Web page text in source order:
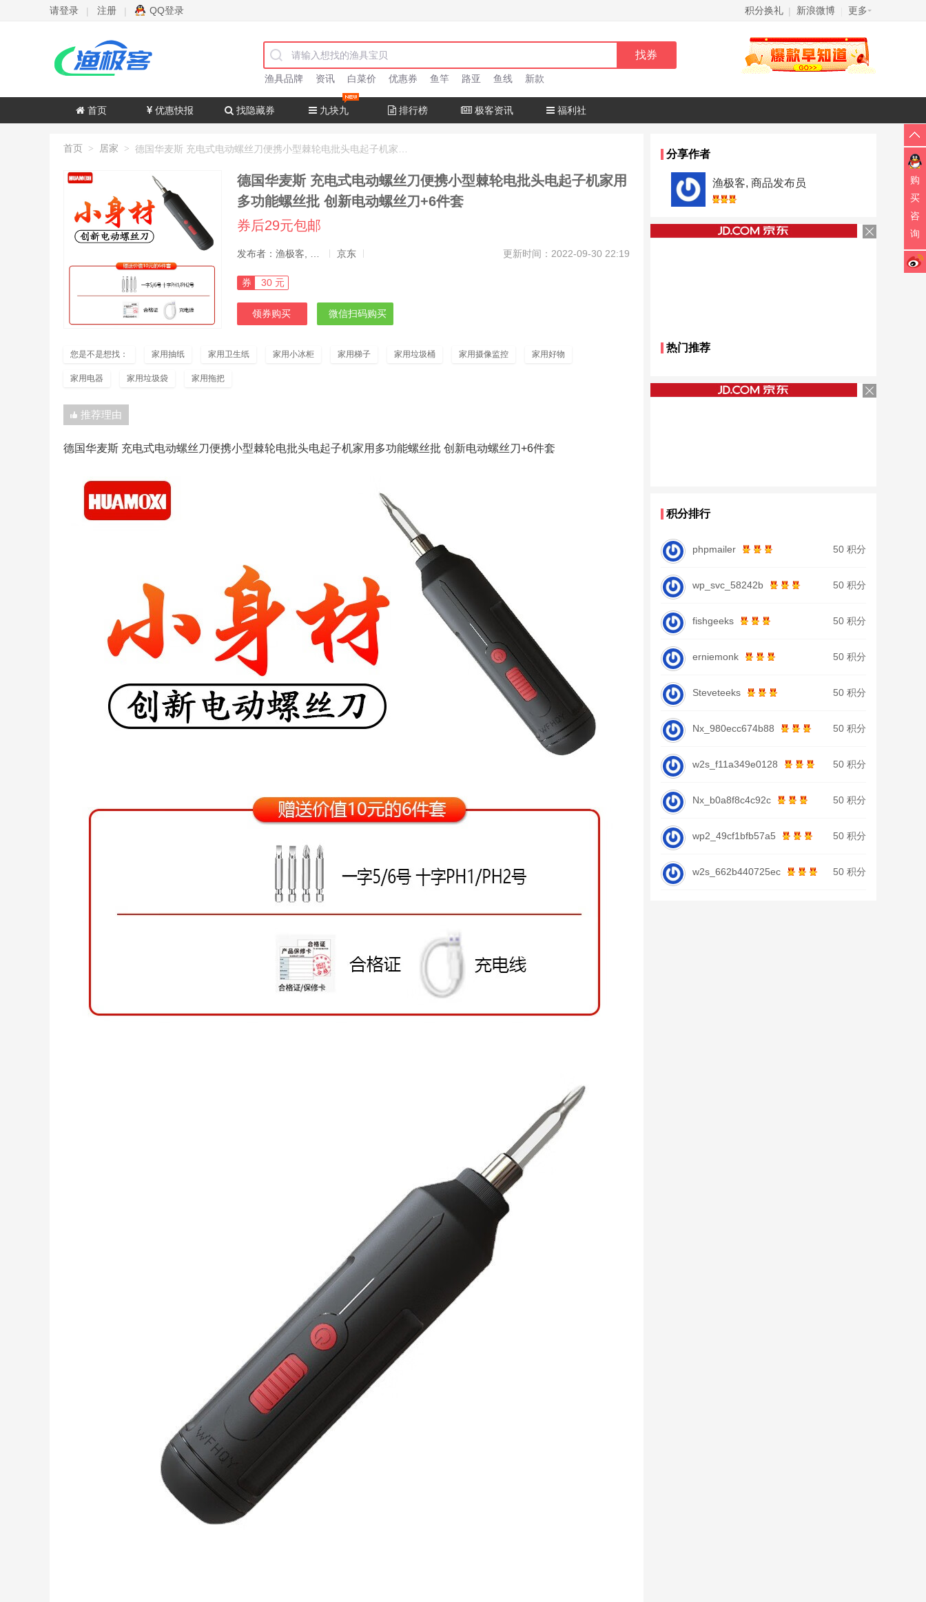
请登录 | 注册 | QQ登录 积分换礼 | 新浪微博 更多
渔具品牌 资讯 白菜价 优惠券 鱼竿 路亚 鱼线 新款
首页 优惠快报 找隐藏券 九块九 排行榜 极客资讯 福利社
首页 > 居家 >
德国华麦斯 充电式电动螺丝刀便携小型棘轮电批头电起子机家用
多功能螺丝批 创新电动螺丝刀+6件套
券后29元包邮
京东 更新时间：2022-09-30 22:19
券 30 元
领券购买 微信扫码购买
您是不是想找： 家用抽纸 家用卫生纸 家用小冰柜 家用梯子 家用垃圾桶 家用摄像监控 家用好物
家用电器 家用垃圾袋 家用拖把
推荐理由
德国华麦斯 充电式电动螺丝刀便携小型棘轮电批头电起子机家用多功能螺丝批 创新电动螺丝刀+6件套
分享作者
渔极客, 商品发布员
热门推荐
积分排行
phpmailer 50 积分
wp_svc_58242b 50 积分
fishgeeks 50 积分
erniemonk 50 积分
Steveteeks 50 积分
Nx_980ecc674b88 50 积分
w2s_f11a349e0128 50 积分
Nx_b0a8f8c4c92c 50 积分
wp2_49cf1bfb57a5 50 积分
w2s_662b440725ec 50 积分
购
买
咨
询